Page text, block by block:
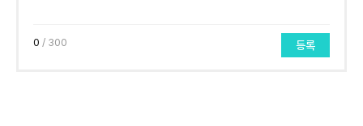
0 / 300 등록